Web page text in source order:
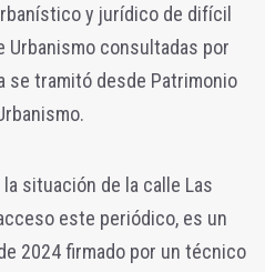
y jurídico de difícil
consultadas por
se tramitó desde Patrimonio
situación de la calle Las
este periódico, es un
2024 firmado por un técnico